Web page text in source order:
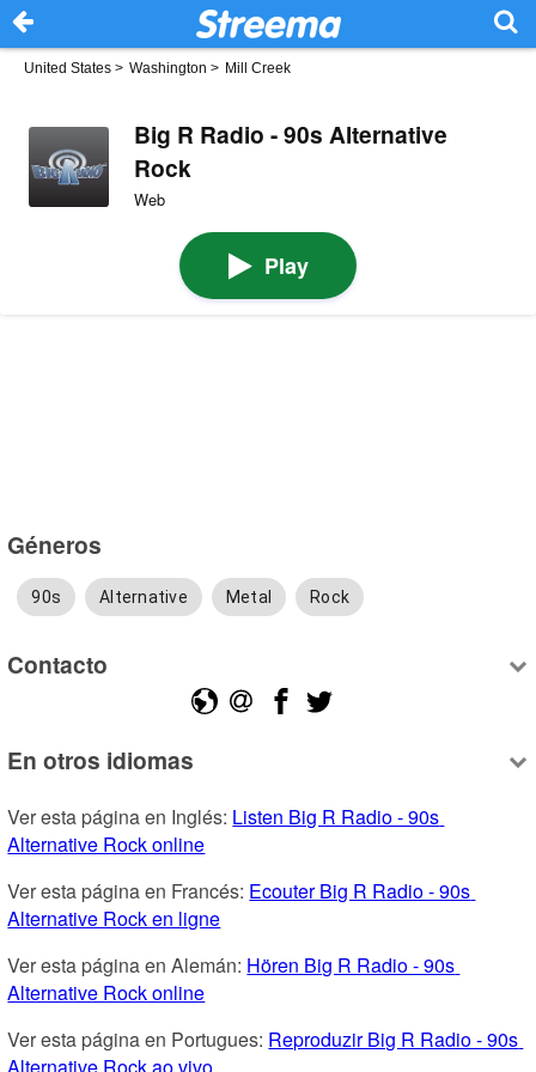
United States > Washington > Mill Creek
Big R Radio - 90s Alternative
Rock
Web
Play
Géneros
90s Alternative Metal Rock
Contacto
En otros idiomas
Ver esta página en Inglés: Listen Big R Radio - 90s
Alternative Rock online
Ver esta página en Francés: Ecouter Big R Radio - 90s
Alternative Rock en ligne
Ver esta página en Alemán: Hören Big R Radio - 90s
Alternative Rock online
Ver esta página en Portugues: Reproduzir Big R Radio - 90s
Alternative Rock ao vivo